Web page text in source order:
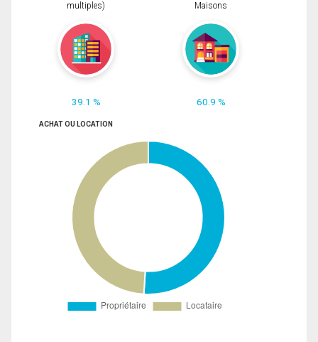
multiples)
39.1 %
Maisons
60.9 %
ACHAT OU LOCATION